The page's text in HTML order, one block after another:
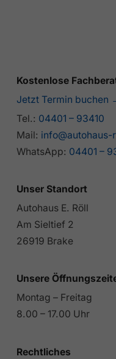
Kostenlose
Jetzt Termin buchen
Tel.: 04401 – 93410
Mail: info@autohaus-
WhatsApp: 04401 –
Unser Standort
Autohaus E. Röll
Am Sieltief 2
26919 Brake
Unsere
Montag – Freitag
8.00 – 17.00 Uhr
Rechtliches